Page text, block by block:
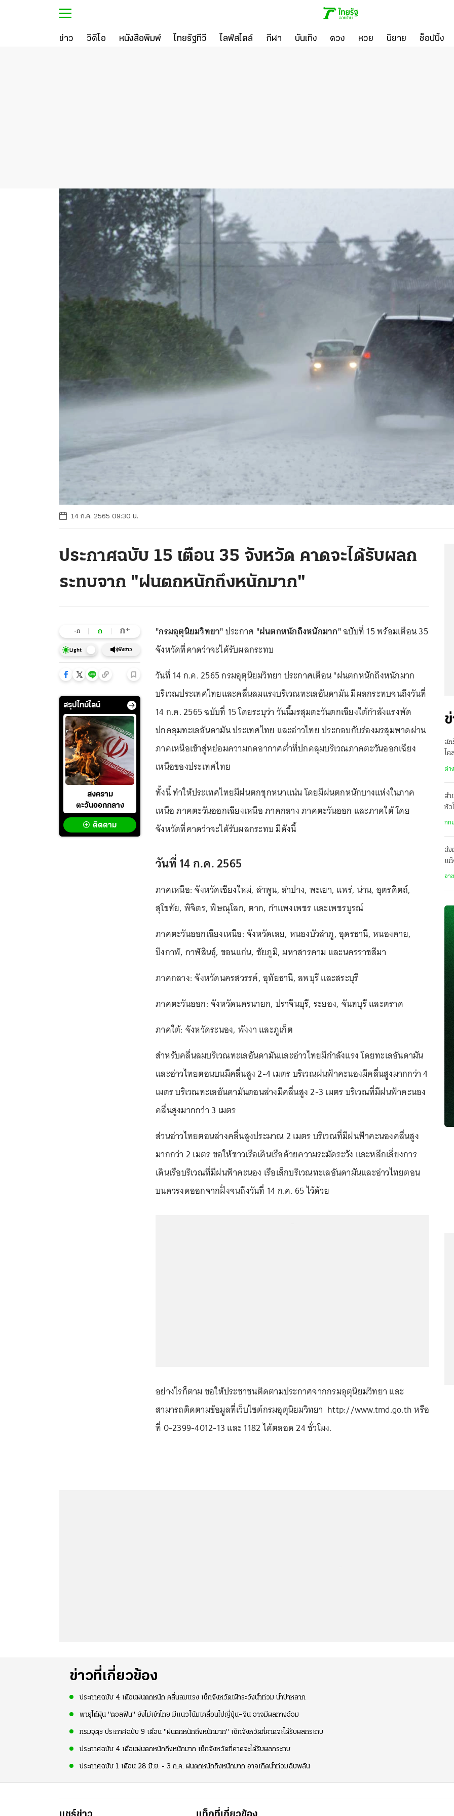
ข่าว วิดีโอ หนังสือพิมพ์ ไทยรัฐทีวี ไลฟ์สไตล์ กีฬา บันเทิง ดวง หวย นิยาย ช็อปปิ้ง
14 ก.ค. 2565 09:30 น.
ประกาศฉบับ 15 เตือน 35 จังหวัด คาดจะได้รับผลก
ระทบจาก "ฝนตกหนักถึงหนักมาก"
-ก ก ก+
Light ฟังข่าว
สรุปไทม์ไลน์
สงคราม
ตะวันออกกลาง
ติดตาม
"กรมอุตุนิยมวิทยา"ประกาศ "ฝนตกหนักถึงหนักมาก"ฉบับที่ 15 พร้อมเตือน 35
จังหวัดที่คาดว่าจะได้รับผลกระทบ
วันที่ 14 ก.ค. 2565 กรมอุตุนิยมวิทยา ประกาศเตือน "ฝนตกหนักถึงหนักมาก
บริเวณประเทศไทยและคลื่นลมแรงบริเวณทะเลอันดามัน มีผลกระทบจนถึงวันที่
14 ก.ค. 2565 ฉบับที่ 15 โดยระบุว่า วันนี้มรสุมตะวันตกเฉียงใต้กำลังแรงพัด
ปกคลุมทะเลอันดามัน ประเทศไทย และอ่าวไทย ประกอบกับร่องมรสุมพาดผ่าน
ภาคเหนือเข้าสู่หย่อมความกดอากาศต่ำที่ปกคลุมบริเวณภาคตะวันออกเฉียง
เหนือของประเทศไทย
ทั้งนี้ ทำให้ประเทศไทยมีฝนตกชุกหนาแน่น โดยมีฝนตกหนักบางแห่งในภาค
เหนือ ภาคตะวันออกเฉียงเหนือ ภาคกลาง ภาคตะวันออก และภาคใต้ โดย
จังหวัดที่คาดว่าจะได้รับผลกระทบ มีดังนี้
วันที่ 14 ก.ค. 2565
ภาคเหนือ: จังหวัดเชียงใหม่, ลำพูน, ลำปาง, พะเยา, แพร่, น่าน, อุตรดิตถ์,
สุโขทัย, พิจิตร, พิษณุโลก, ตาก, กำแพงเพชร และเพชรบูรณ์
ภาคตะวันออกเฉียงเหนือ: จังหวัดเลย, หนองบัวลำภู, อุดรธานี, หนองคาย,
บึงกาฬ, กาฬสินธุ์, ขอนแก่น, ชัยภูมิ, มหาสารคาม และนครราชสีมา
ภาคกลาง: จังหวัดนครสวรรค์, อุทัยธานี, ลพบุรี และสระบุรี
ภาคตะวันออก: จังหวัดนครนายก, ปราจีนบุรี, ระยอง, จันทบุรี และตราด
ภาคใต้: จังหวัดระนอง, พังงา และภูเก็ต
สำหรับคลื่นลมบริเวณทะเลอันดามันและอ่าวไทยมีกำลังแรง โดยทะเลอันดามัน
และอ่าวไทยตอนบนมีคลื่นสูง 2-4 เมตร บริเวณฝนฟ้าคะนองมีคลื่นสูงมากกว่า 4
เมตร บริเวณทะเลอันดามันตอนล่างมีคลื่นสูง 2-3 เมตร บริเวณที่มีฝนฟ้าคะนอง
คลื่นสูงมากกว่า 3 เมตร
ส่วนอ่าวไทยตอนล่างคลื่นสูงประมาณ 2 เมตร บริเวณที่มีฝนฟ้าคะนองคลื่นสูง
มากกว่า 2 เมตร ขอให้ชาวเรือเดินเรือด้วยความระมัดระวัง และหลีกเลี่ยงการ
เดินเรือบริเวณที่มีฝนฟ้าคะนอง เรือเล็กบริเวณทะเลอันดามันและอ่าวไทยตอน
บนควรงดออกจากฝั่งจนถึงวันที่ 14 ก.ค. 65 ไว้ด้วย
อย่างไรก็ตาม ขอให้ประชาชนติดตามประกาศจากกรมอุตุนิยมวิทยา และ
สามารถติดตามข้อมูลที่เว็บไซต์กรมอุตุนิยมวิทยา http://www.tmd.go.th หรือ
ที่ 0-2399-4012-13 และ 1182 ได้ตลอด 24 ชั่วโมง.
ส
โค
ป
ต่า
สำ
หัว
กท
ส่
แก๊
อา
ข่าวที่เกี่ยวข้อง
ประกาศฉบับ 4 เตือนฝนตกหนัก คลื่นลมแรง เช็กจังหวัดเฝ้าระวังน้ำท่วม น้ำป่าหลาก
พายุไต้ฝุ่น "ดอลฟิน" ยังไม่เข้าไทย มีแนวโน้มเคลื่อนไปญี่ปุ่น–จีน อาจมีผลทางอ้อม
กรมอุตุฯ ประกาศฉบับ 9 เตือน "ฝนตกหนักถึงหนักมาก" เช็กจังหวัดที่คาดจะได้รับผลกระทบ
ประกาศฉบับ 4 เตือนฝนตกหนักถึงหนักมาก เช็กจังหวัดที่คาดจะได้รับผลกระทบ
ประกาศฉบับ 1 เตือน 28 มิ.ย. - 3 ก.ค. ฝนตกหนักถึงหนักมาก อาจเกิดน้ำท่วมฉับพลัน